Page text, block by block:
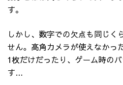
す。
しかし、数字での欠点も同じく
せん。高角カメラが使えなかっ
1枚だけだったり、ゲーム時の
す…